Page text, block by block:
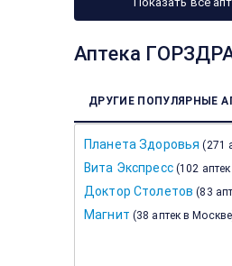
Аптека
ДРУГИЕ ПОПУЛЯРНЫЕ
Планета Здоровья (271
Вита Экспресс (102
Доктор Столетов (83
Магнит (38 аптек в Москве